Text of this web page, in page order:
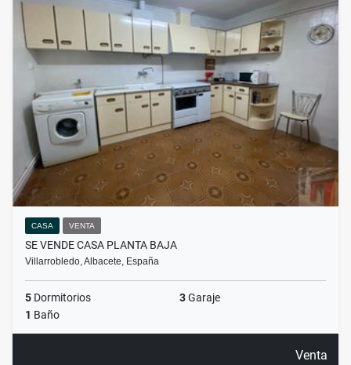
CASA VENTA
SE VENDE CASA PLANTA BAJA
Villarrobledo, Albacete, España
5 Dormitorios 3Garaje
1 Baño
Venta